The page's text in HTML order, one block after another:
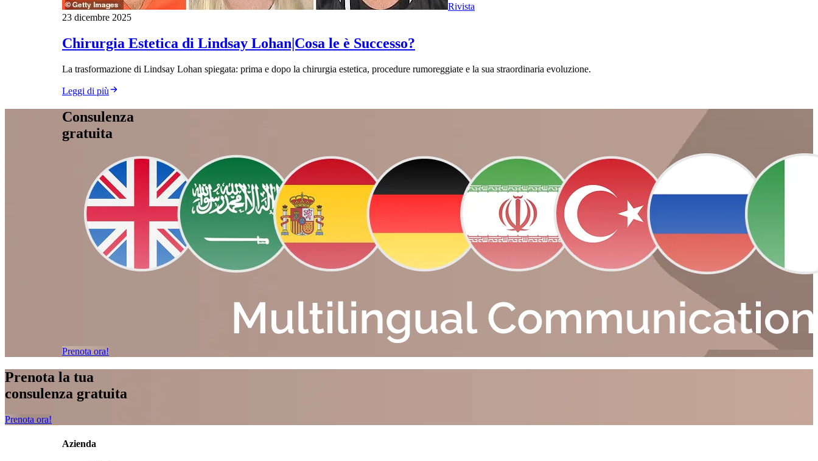
Rivista
23 dicembre 2025
Chirurgia Estetica di Lindsay Lohan|Cosa le è Successo?
La trasformazione di Lindsay Lohan spiegata: prima e dopo la chirurgia estetica, procedure rumoreggiate e la sua straordinaria evoluzione.
Leggi di più
Consulenza
gratuita
Prenota ora!
Prenota la tua
consulenza gratuita
Prenota ora!
Azienda